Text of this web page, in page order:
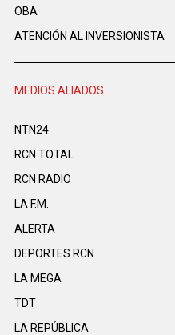
OBA
ATENCIÓN AL INVERSIONISTA
MEDIOS ALIADOS
NTN24
RCN TOTAL
RCN RADIO
LA F.M.
ALERTA
DEPORTES RCN
LA MEGA
TDT
LA REPÚBLICA